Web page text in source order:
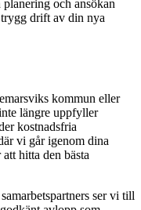
och ansökan
drift av din nya
kommun eller
längre uppfyller
kostnadsfria
vi går igenom dina
hitta den bästa
ser vi till